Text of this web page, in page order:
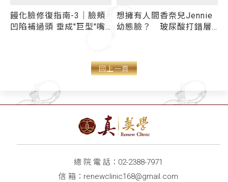
饅化臉修復指南-3｜臉頰
凹陷補過頭 垂成"巨型"嘴
想擁有人間香奈兒Jennie
幼態臉？ 玻尿酸打錯層
頰凹陷微整形注意事項一
次看
回上一頁
總 院 電 話： 02-2388-7971
信 箱： renewclinic168@gmail.com